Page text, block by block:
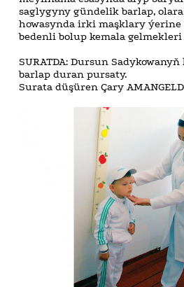
saglygyny gündelik barlap,
howasynda irki maşklary
bedenli bolup kemala
SURATDA: Dursun
barlap duran pursaty.
Surata düşüren Çary